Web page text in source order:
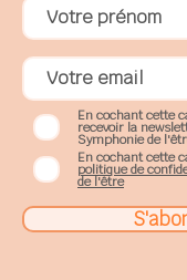
En cochant cette
recevoir la
Symphonie de
En cochant cette
politique de
de l'être